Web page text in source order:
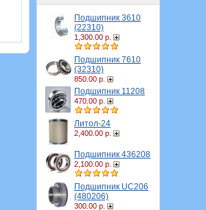
Подшипник 3610
(22310)
1,300.00 р.
Подшипник 7610
(32310)
850.00 р.
Подшипник 11208
470.00 р.
Литол-24
2,400.00 р.
Подшипник 436208
2,100.00 р.
Подшипник UC206
(480206)
300.00 р.